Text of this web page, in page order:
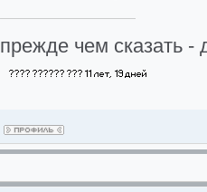
прежде чем сказать -